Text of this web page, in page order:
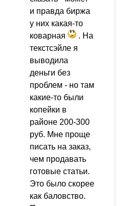
и правда биржа
у них какая-то
коварная
. На
текстсэйле я
выводила
деньги без
проблем - но там
какие-то были
копейки в
районе 200-300
руб. Мне проще
писать на заказ,
чем продавать
готовые статьи.
Это было скорее
как баловство.